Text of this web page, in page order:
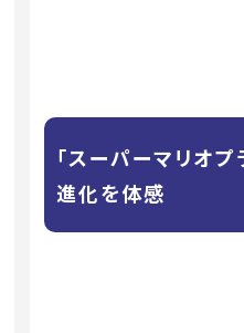
「スーパーマリオ
進化を体感